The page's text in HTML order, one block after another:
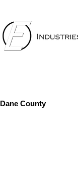
Dane County